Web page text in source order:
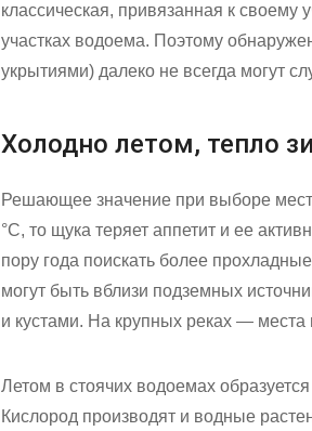
классическая, привязанная к
участках водоема. Поэтому
укрытиями) далеко не всегда могут
Холодно летом, тепло
Решающее значение при выборе
°С, то щука теряет аппетит и ее
пору года поискать более
могут быть вблизи подземных
и кустами. На крупных реках —
Летом в стоячих водоемах
Кислород производят и водные